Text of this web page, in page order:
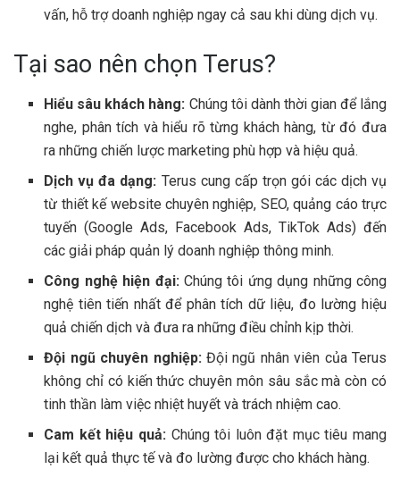
vấn, hỗ trợ doanh nghiệp ngay cả sau khi dùng dịch vụ.
Tại sao nên chọn Terus?
Hiểu sâu khách hàng: Chúng tôi dành thời gian để lắng
nghe, phân tích và hiểu rõ từng khách hàng, từ đó đưa
ra những chiến lược marketing phù hợp và hiệu quả.
Dịch vụ đa dạng: Terus cung cấp trọn gói các dịch vụ
từ thiết kế website chuyên nghiệp, SEO, quảng cáo trực
tuyến (Google Ads, Facebook Ads, TikTok Ads) đến
các giải pháp quản lý doanh nghiệp thông minh.
Công nghệ hiện đại:Chúng tôi ứng dụng những công
nghệ tiên tiến nhất để phân tích dữ liệu, đo lường hiệu
quả chiến dịch và đưa ra những điều chỉnh kịp thời.
Đội ngũ chuyên nghiệp:Đội ngũ nhân viên của Terus
không chỉ có kiến thức chuyên môn sâu sắc mà còn có
tinh thần làm việc nhiệt huyết và trách nhiệm cao.
Cam kết hiệu quả: Chúng tôi luôn đặt mục tiêu mang
lại kết quả thực tế và đo lường được cho khách hàng.